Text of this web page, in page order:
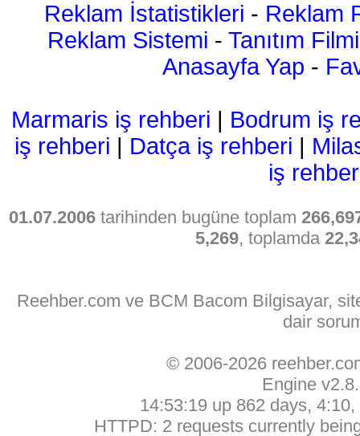
Reklam İstatistikleri - Reklam
Reklam Sistemi - Tanıtım Filmi
Anasayfa Yap -
Marmaris iş rehberi | Bodrum iş
iş rehberi | Datça iş rehberi |
iş
01.07.2006 tarihinden bugüne toplam
5,269, toplamda
Reehber.com ve BCM Bacom Bilgisayar,
dair
© 2006-2026
Engine
14:53:19 up 862 days,
HTTPD: 2 requests currently